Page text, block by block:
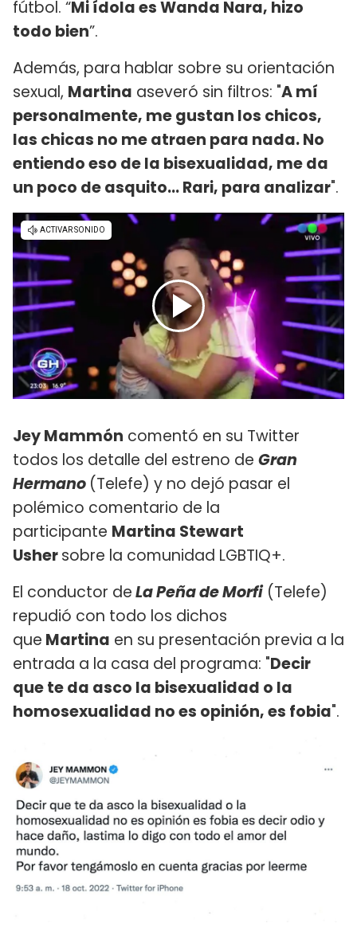
fútbol. “Mi ídola es Wanda Nara, hizo
todo bien”.
Además, para hablar sobre su orientación
sexual, Martina aseveró sin filtros: "A mí
personalmente, me gustan los chicos,
las chicas no me atraen para nada. No
entiendo eso de la bisexualidad, me da
un poco de asquito... Rari, para analizar".
Jey Mammón comentó en su Twitter
todos los detalle del estreno de Gran
Hermano (Telefe) y no dejó pasar el
polémico comentario de la
participante Martina Stewart
Ushersobre la comunidad LGBTIQ+.
El conductor deLa Peña de Morfi(Telefe)
repudió con todo los dichos
que Martina en su presentación previa a la
entrada a la casa del programa: "Decir
que te da asco la bisexualidad o la
homosexualidad no es opinión, es fobia".